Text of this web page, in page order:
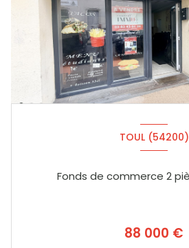
TOUL (54200)
88 000 €